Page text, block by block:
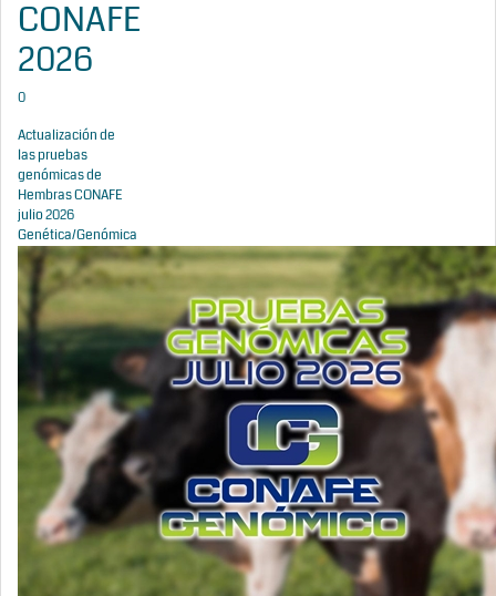
CONAFE
2026
0
Actualización de
las pruebas
genómicas de
Hembras CONAFE
julio 2026
Genética/Genómica